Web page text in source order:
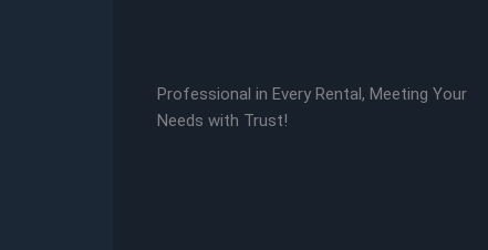
Professional in Every Rental, Meeting Your
Needs with Trust!